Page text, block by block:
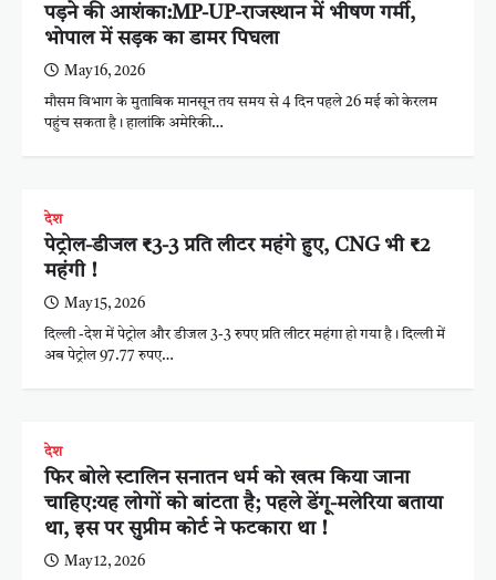
पड़ने की आशंका:MP-UP-राजस्थान में भीषण गर्मी,
भोपाल में सड़क का डामर पिघला
May 16, 2026
मौसम विभाग के मुताबिक मानसून तय समय से 4 दिन पहले 26 मई को केरलम
पहुंच सकता है। हालांकि अमेरिकी…
देश
पेट्रोल-डीजल ₹3-3 प्रति लीटर महंगे हुए, CNG भी ₹2
महंगी !
May 15, 2026
दिल्ली -देश में पेट्रोल और डीजल 3-3 रुपए प्रति लीटर महंगा हो गया है। दिल्ली में
अब पेट्रोल 97.77 रुपए…
देश
फिर बोले स्टालिन सनातन धर्म को खत्म किया जाना
चाहिए:यह लोगों को बांटता है; पहले डेंगू-मलेरिया बताया
था, इस पर सुप्रीम कोर्ट ने फटकारा था !
May 12, 2026